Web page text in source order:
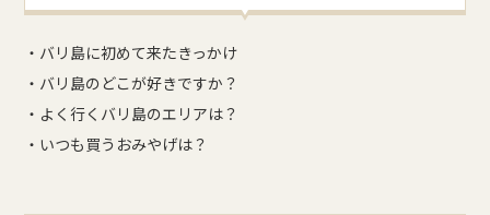
・バリ島に初めて来たきっかけ
・バリ島のどこが好きですか？
・よく行くバリ島のエリアは？
・いつも買うおみやげは？